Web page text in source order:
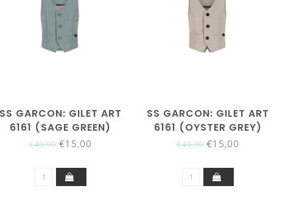
SS GARCON: GILET ART
6161 (SAGE GREEN)
€49,99€15,00
SS GARCON: GILET ART
6161 (OYSTER GREY)
€49,99€15,00